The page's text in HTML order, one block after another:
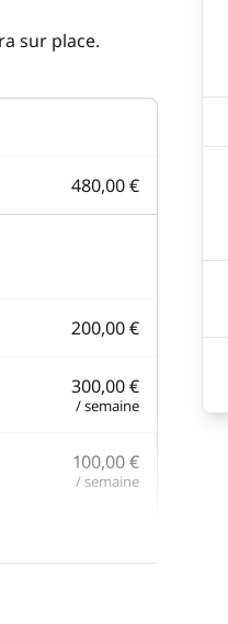
sur place.
480,00 €
200,00 €
300,00 €
/ semaine
100,00 €
/ semaine